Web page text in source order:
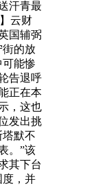
汗青最
云财
国辅弼
街的放
能惨
告退呼
正在本
，这也
发出挑
默不
。”该
其下台
度，并